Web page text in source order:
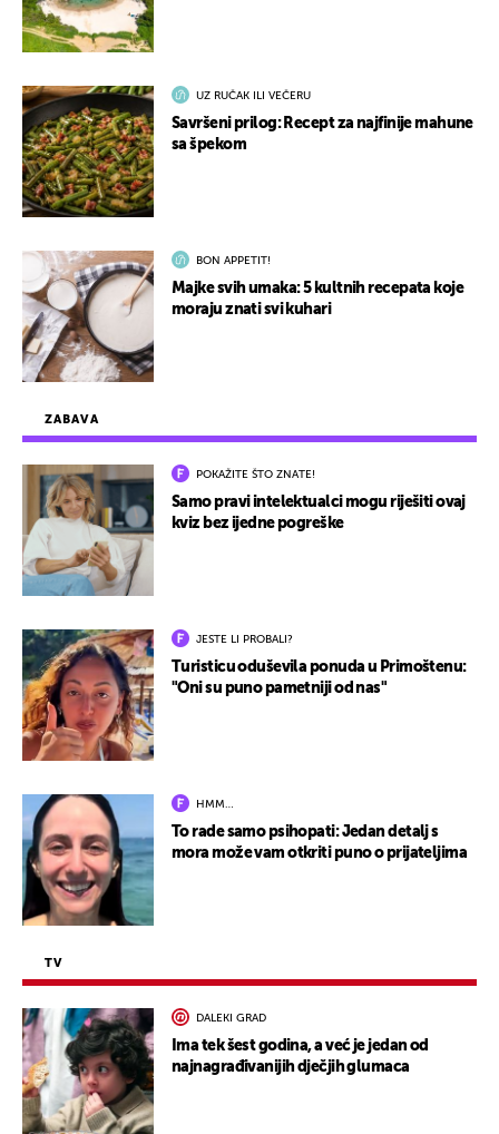
ZABAVA
POKAŽITE ŠTO ZNATE!
Samo pravi intelektualci mogu riješiti ovaj
kviz bez ijedne pogreške
JESTE LI PROBALI?
Turisticu oduševila ponuda u Primoštenu:
"Oni su puno pametniji od nas"
HMM…
To rade samo psihopati: Jedan detalj s
mora može vam otkriti puno o prijateljima
TV
DALEKI GRAD
Ima tek šest godina, a već je jedan od
najnagrađivanijih dječjih glumaca
UZ RUČAK ILI VEČERU
Savršeni prilog: Recept za najfinije mahune
sa špekom
BON APPETIT!
Majke svih umaka: 5 kultnih recepata koje
moraju znati svi kuhari